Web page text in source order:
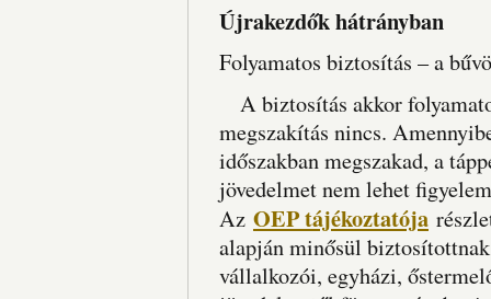
Újrakezdők hátrányban
Folyamatos biztosítás – a
A biztosítás akkor
megszakítás nincs.
időszakban megszakad, a
jövedelmet nem lehet
Az OEP tájékoztatója
alapján minősül
vállalkozói, egyházi,